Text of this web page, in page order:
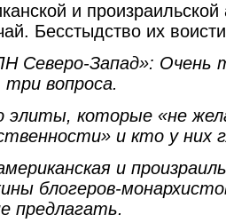
и произраильской
Бесстыдство их
Северо-Запад»: Очень
три вопроса.
элиты, которые «не
и кто у них
и
блогеров-
предлагать.